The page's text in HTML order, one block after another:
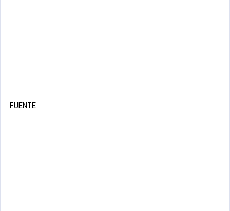
FUENTE